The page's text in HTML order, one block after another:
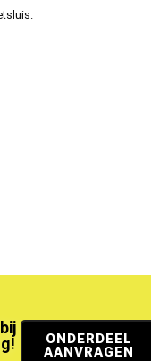
ONDERDEEL
AANVRAGEN